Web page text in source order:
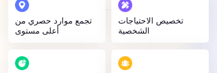
تجمع موارد حصري من
أعلى مستوى
تخصيص الاحتياجات
الشخصية